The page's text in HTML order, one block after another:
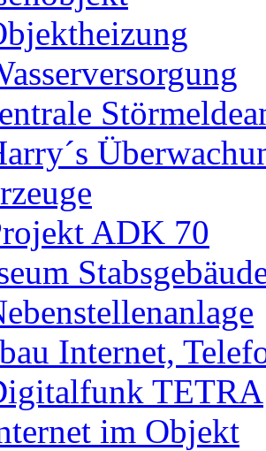
ADK 70
Internet,
TETRA
im Objekt